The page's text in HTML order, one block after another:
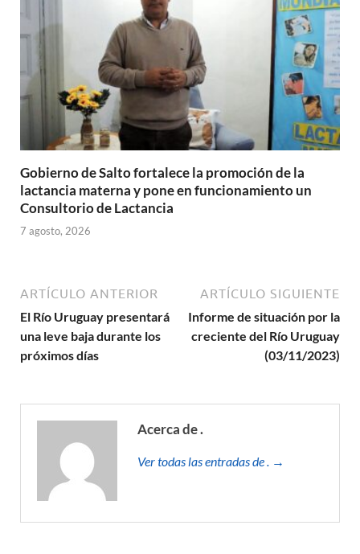
Gobierno de Salto fortalece la promoción de la
lactancia materna y pone en funcionamiento un
Consultorio de Lactancia
7 agosto, 2026
ARTÍCULO ANTERIOR
El Río Uruguay presentará
una leve baja durante los
próximos días
ARTÍCULO SIGUIENTE
Informe de situación por la
creciente del Río Uruguay
(03/11/2023)
Acerca de .
Ver todas las entradas de . →